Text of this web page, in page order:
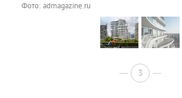
Фото: admagazine.ru
3